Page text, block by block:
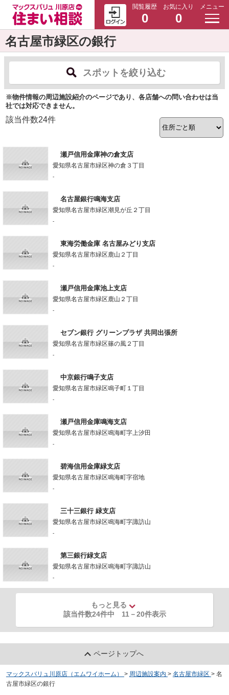
閲覧履歴
0
お気に入り
0
メニュー
名古屋市緑区の銀行
スポットを絞り込む
※物件情報の周辺施設紹介のページであり、各店舗への問い合わせは当
社では対応できません。
該当件数24件
瀬戸信用金庫神の倉支店
愛知県名古屋市緑区神の倉３丁目
-
名古屋銀行鳴海支店
愛知県名古屋市緑区潮見が丘２丁目
-
東海労働金庫 名古屋みどり支店
愛知県名古屋市緑区鹿山２丁目
-
瀬戸信用金庫池上支店
愛知県名古屋市緑区鹿山２丁目
-
セブン銀行 グリーンプラザ 共同出張所
愛知県名古屋市緑区篠の風２丁目
-
中京銀行鳴子支店
愛知県名古屋市緑区鳴子町１丁目
-
瀬戸信用金庫鳴海支店
愛知県名古屋市緑区鳴海町字上汐田
-
碧海信用金庫緑支店
愛知県名古屋市緑区鳴海町字宿地
-
三十三銀行 緑支店
愛知県名古屋市緑区鳴海町字諏訪山
-
第三銀行緑支店
愛知県名古屋市緑区鳴海町字諏訪山
-
もっと見る
該当件数24件中 11 －20件表示
ページトップへ
マックスバリュ川原店（エムワイホーム） > 周辺施設案内 > 名古屋市緑区 > 名
古屋市緑区の銀行